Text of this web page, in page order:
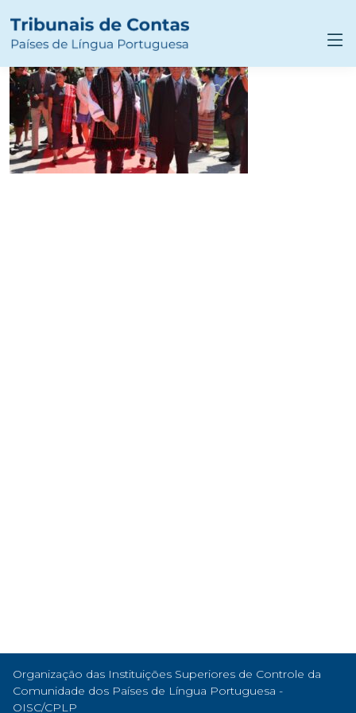
IMG_1075-980×588
Organização das Instituições Superiores de Controle da
Comunidade dos Países de Língua Portuguesa -
OISC/CPLP